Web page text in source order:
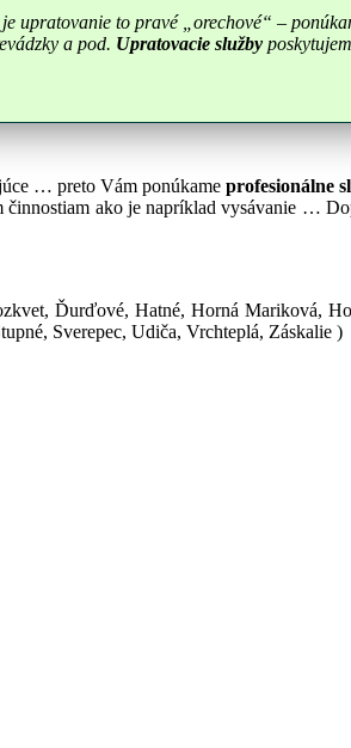
upratovanie to pravé „orechové“ –
a pod. Upratovacie služby
… preto Vám ponúkame profesionálne
ako je napríklad vysávanie …
Ďurďové, Hatné, Horná Mariková,
Sverepec, Udiča, Vrchteplá, Záskalie )